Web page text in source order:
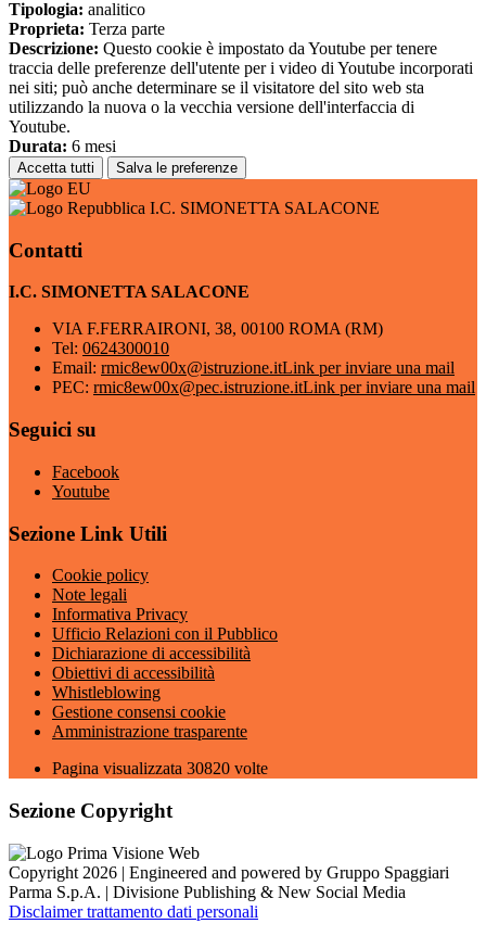
Tipologia: analitico
Proprieta: Terza parte
Descrizione: Questo cookie è impostato da Youtube per tenere
traccia delle preferenze dell'utente per i video di Youtube incorporati
nei siti; può anche determinare se il visitatore del sito web sta
utilizzando la nuova o la vecchia versione dell'interfaccia di
Youtube.
Durata: 6 mesi
Accetta tutti Salva le preferenze
I.C. SIMONETTA SALACONE
Contatti
I.C. SIMONETTA SALACONE
VIA F.FERRAIRONI, 38, 00100 ROMA (RM)
Tel: 0624300010
Email: rmic8ew00x@istruzione.itLink per inviare una mail
PEC: rmic8ew00x@pec.istruzione.itLink per inviare una mail
Seguici su
Facebook
Youtube
Sezione Link Utili
Cookie policy
Note legali
Informativa Privacy
Ufficio Relazioni con il Pubblico
Dichiarazione di accessibilità
Obiettivi di accessibilità
Whistleblowing
Gestione consensi cookie
Amministrazione trasparente
Pagina visualizzata 30820 volte
Sezione Copyright
Copyright 2026 | Engineered and powered by Gruppo Spaggiari
Parma S.p.A. | Divisione Publishing & New Social Media
Disclaimer trattamento dati personali